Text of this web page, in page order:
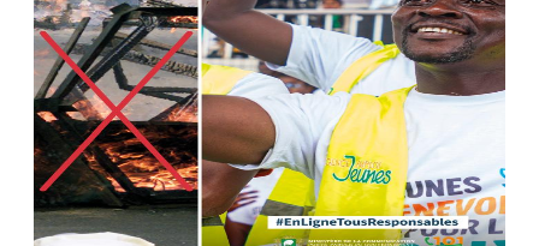
AIP
10 avr. 2026, 09:48
Nommé Médiateur de la
République, Gaoussou Touré prend
officiellement fonction
AIP
13 mars 2026, 10:43
Nécrologie : décès de Guillaume
Houphouët-Boigny, fils du Père